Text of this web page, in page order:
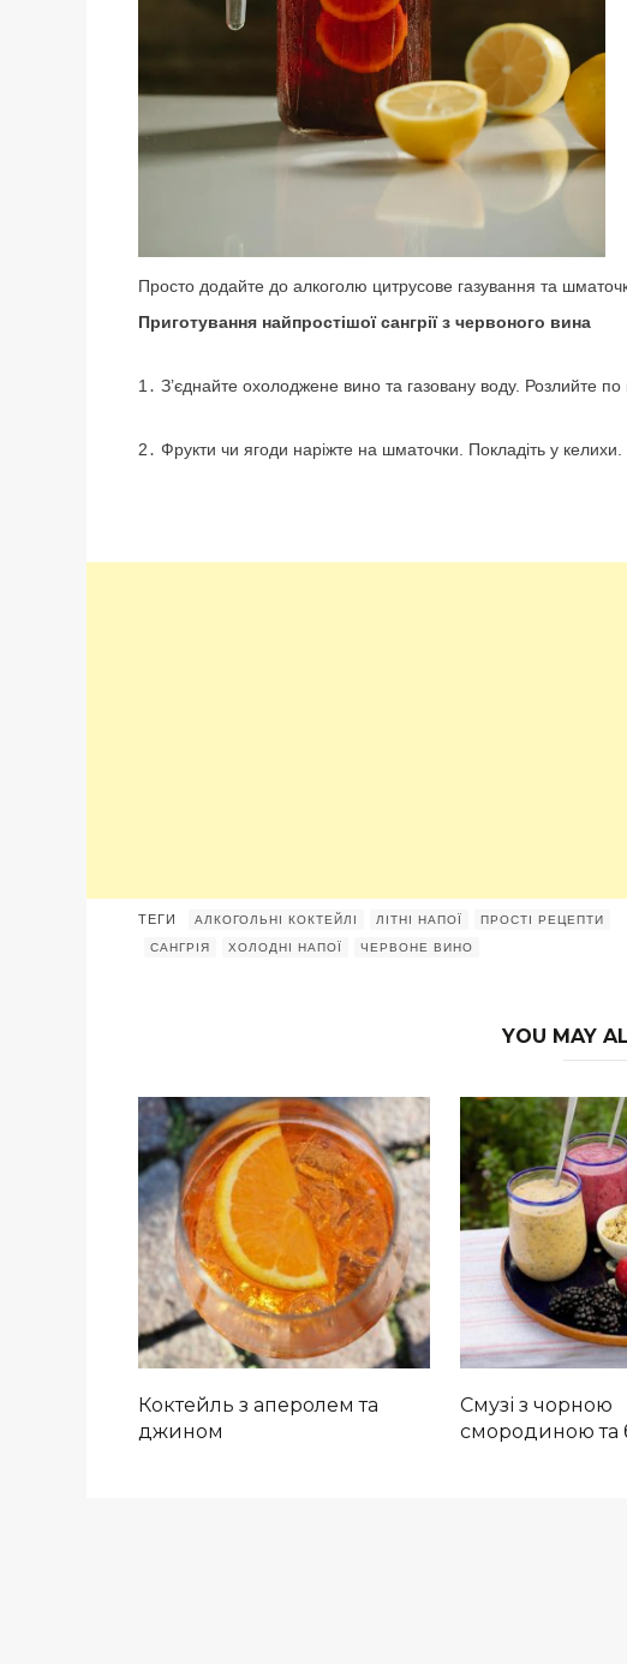
Просто додайте до алкоголю цитрусове газування та
Приготування найпростішої сангрії з червоного вина
1․ З’єднайте охолоджене вино та газовану воду. Розлийте
2․ Фрукти чи ягоди наріжте на шматочки. Покладіть у келихи.
ТЕГИ АЛКОГОЛЬНІ КОКТЕЙЛІ ЛІТНІ НАПОЇ ПРОСТІ РЕЦЕПТИ
САНГРІЯ ХОЛОДНІ НАПОЇ ЧЕРВОНЕ ВИНО
YOU MAY
Коктейль з аперолем та
джином
Смузі з чорною
смородиною та